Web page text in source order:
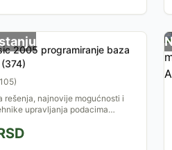
2005 programiranje baza
105)
rešenja, najnovije mogućnosti i
upravljanja podacima
Express...